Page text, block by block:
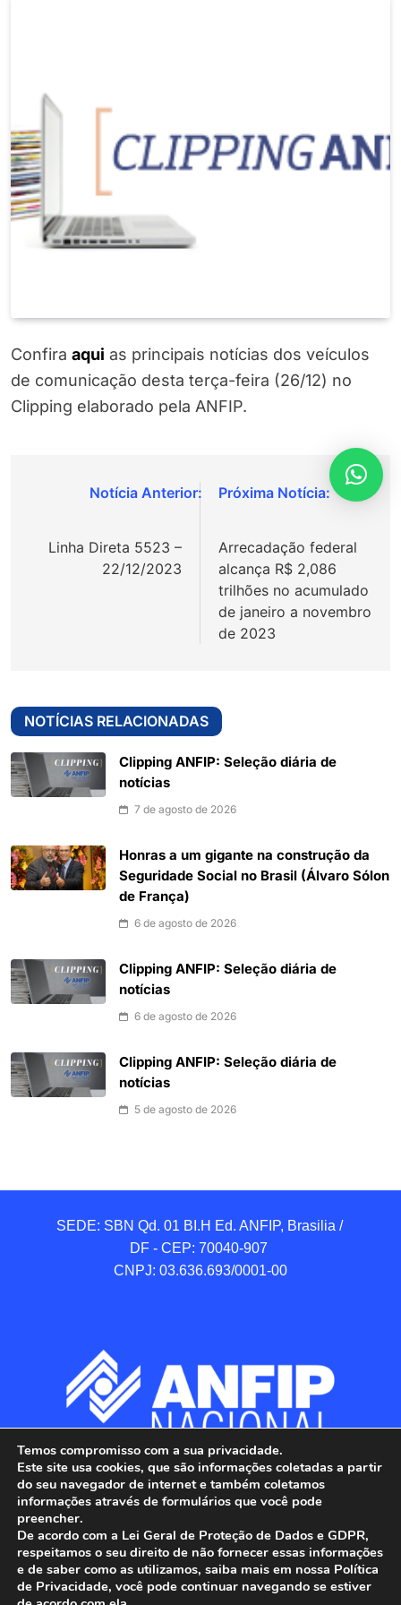
Confira aqui as principais notícias dos veículos
de comunicação desta terça-feira (26/12) no
Clipping elaborado pela ANFIP.
Navegação
Post
Linha Direta 5523 –
22/12/2023
Arrecadação federal
alcança R$ 2,086
trilhões no acumulado
de janeiro a novembro
de 2023
NOTÍCIAS RELACIONADAS
Clipping ANFIP: Seleção diária de
notícias
7 de agosto de 2026
Honras a um gigante na construção da
Seguridade Social no Brasil (Álvaro Sólon
de França)
6 de agosto de 2026
Clipping ANFIP: Seleção diária de
notícias
6 de agosto de 2026
Clipping ANFIP: Seleção diária de
notícias
5 de agosto de 2026
SEDE: SBN Qd. 01 BI.H Ed. ANFIP, Brasilia /
DF - CEP: 70040-907
CNPJ: 03.636.693/0001-00
ANFIP - Associação Nacional dos Auditores
Temos compromisso com a sua privacidade.
Este site usa cookies, que são informações coletadas a partir
do seu navegador de internet e também coletamos
informações através de formulários que você pode
preencher.
De acordo com a Lei Geral de Proteção de Dados e GDPR,
respeitamos o seu direito de não fornecer essas informações
e de saber como as utilizamos, saiba mais em nossa Política
de Privacidade, você pode continuar navegando se estiver